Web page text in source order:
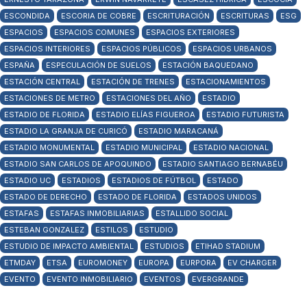
ESCONDIDA
ESCORIA DE COBRE ESCRITURACIÓN ESCRITURAS
ESG
ESPACIOS
ESPACIOS COMUNES
ESPACIOS EXTERIORES
ESPACIOS INTERIORES
ESPACIOS PÚBLICOS
ESPACIOS URBANOS
ESPAÑA
ESPECULACIÓN DE SUELOS
ESTACIÓN BAQUEDANO
ESTACIÓN CENTRAL
ESTACIÓN DE TRENES
ESTACIONAMIENTOS
ESTACIONES DE METRO
ESTACIONES DEL AÑO
ESTADIO
ESTADIO DE FLORIDA
ESTADIO ELÍAS FIGUEROA
ESTADIO FUTURISTA
ESTADIO LA GRANJA DE CURICÓ
ESTADIO MARACANÁ
ESTADIO MONUMENTAL
ESTADIO MUNICIPAL
ESTADIO NACIONAL
ESTADIO SAN CARLOS DE APOQUINDO
ESTADIO SANTIAGO BERNABÉU
ESTADIO UC
ESTADIOS ESTADIOS DE FÚTBOL
ESTADO
ESTADO DE DERECHO
ESTADO DE FLORIDA
ESTADOS UNIDOS
ESTAFAS
ESTAFAS INMOBILIARIAS
ESTALLIDO SOCIAL
ESTEBAN GONZALEZ
ESTILOS
ESTUDIO
ESTUDIO DE IMPACTO AMBIENTAL
ESTUDIOS
ETIHAD STADIUM
ETMDAY
ETSA EUROMONEY EUROPA EURPORA
EV CHARGER
EVENTO
EVENTO INMOBILIARIO EVENTOS
EVERGRANDE